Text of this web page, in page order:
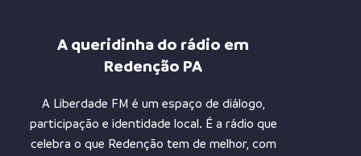
A queridinha do rádio em
Redenção PA
A Liberdade FM é um espaço de diálogo,
participação e identidade local. É a rádio que
celebra o que Redenção tem de melhor, com